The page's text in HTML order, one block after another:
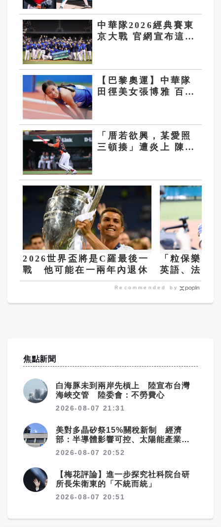
中華隊2026經典賽東
京大戰 官網宣布這天
【巴黎奧運】中華隊
田徑美女張博雅 百公
「厝若欲興，某愛照
三頓揍」遭炎上 陳傑
2026世界盃將是C羅最後一
戰 他可能在一兩年內退休
「粒保樂園
英語、法語
步
Recommended by
焦點新聞
白海豚未到兩岸先槓上 陸宣布台灣
海峽交管 陸委會：不勞費心
2026-08-07 21:31
美對多晶矽祭15%關稅新制 經濟
部：半導體影響可控、太陽能產業衝
擊有限
2026-08-07 20:52
【梅花評論】進一步探究社科院台研
所長朱衛東的「不統而統」
2026-08-07 20:51